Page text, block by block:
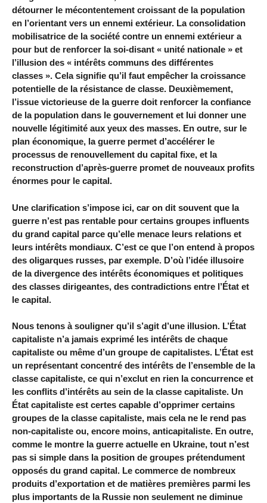
détourner le mécontentement croissant de la population
en l’orientant vers un ennemi extérieur. La consolidation
mobilisatrice de la société contre un ennemi extérieur a
pour but de renforcer la soi-disant « unité nationale » et
l’illusion des « intérêts communs des différentes
classes ». Cela signifie qu’il faut empêcher la croissance
potentielle de la résistance de classe. Deuxièmement,
l’issue victorieuse de la guerre doit renforcer la confiance
de la population dans le gouvernement et lui donner une
nouvelle légitimité aux yeux des masses. En outre, sur le
plan économique, la guerre permet d’accélérer le
processus de renouvellement du capital fixe, et la
reconstruction d’après-guerre promet de nouveaux profits
énormes pour le capital.
Une clarification s’impose ici, car on dit souvent que la
guerre n’est pas rentable pour certains groupes influents
du grand capital parce qu’elle menace leurs relations et
leurs intérêts mondiaux. C’est ce que l’on entend à propos
des oligarques russes, par exemple. D’où l’idée illusoire
de la divergence des intérêts économiques et politiques
des classes dirigeantes, des contradictions entre l’État et
le capital.
Nous tenons à souligner qu’il s’agit d’une illusion. L’État
capitaliste n’a jamais exprimé les intérêts de chaque
capitaliste ou même d’un groupe de capitalistes. L’État est
un représentant concentré des intérêts de l’ensemble de la
classe capitaliste, ce qui n’exclut en rien la concurrence et
les conflits d’intérêts au sein de la classe capitaliste. Un
État capitaliste est certes capable d’opprimer certains
groupes de la classe capitaliste, mais cela ne le rend pas
non-capitaliste ou, encore moins, anticapitaliste. En outre,
comme le montre la guerre actuelle en Ukraine, tout n’est
pas si simple dans la position de groupes prétendument
opposés du grand capital. Le commerce de nombreux
produits d’exportation et de matières premières parmi les
plus importants de la Russie non seulement ne diminue